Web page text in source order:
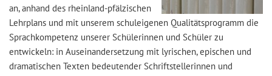
an, anhand des rheinland-pfälzischen
Lehrplans und mit unserem schuleigenen Qualitätsprogramm die
Sprachkompetenz unserer Schülerinnen und Schüler zu
entwickeln: in Auseinandersetzung mit lyrischen, epischen und
dramatischen Texten bedeutender Schriftstellerinnen und